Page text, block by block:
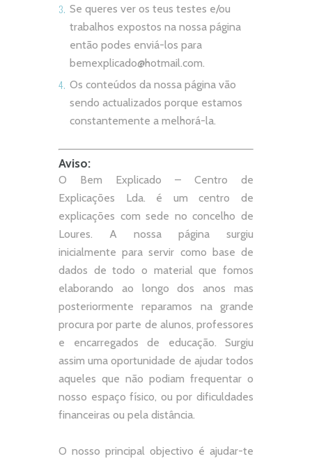
Se queres ver os teus testes e/ou
trabalhos expostos na nossa página
então podes enviá-los para
bemexplicado@hotmail.com.
Os conteúdos da nossa página vão
sendo actualizados porque estamos
constantemente a melhorá-la.
Aviso:
O Bem Explicado – Centro de
Explicações Lda. é um centro de
explicações com sede no concelho de
Loures. A nossa página surgiu
inicialmente para servir como base de
dados de todo o material que fomos
elaborando ao longo dos anos mas
posteriormente reparamos na grande
procura por parte de alunos, professores
e encarregados de educação. Surgiu
assim uma oportunidade de ajudar todos
aqueles que não podiam frequentar o
nosso espaço físico, ou por dificuldades
financeiras ou pela distância.
O nosso principal objectivo é ajudar-te